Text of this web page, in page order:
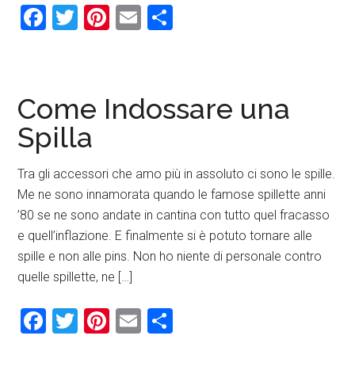
Facebook
Twitter
Pinterest
Email
Come Indossare una
Spilla
Tra gli accessori che amo più in assoluto ci sono le spille.
Me ne sono innamorata quando le famose spillette anni
’80 se ne sono andate in cantina con tutto quel fracasso
e quell’inflazione. E finalmente si è potuto tornare alle
spille e non alle pins. Non ho niente di personale contro
quelle spillette, ne […]
Facebook
Twitter
Pinterest
Email